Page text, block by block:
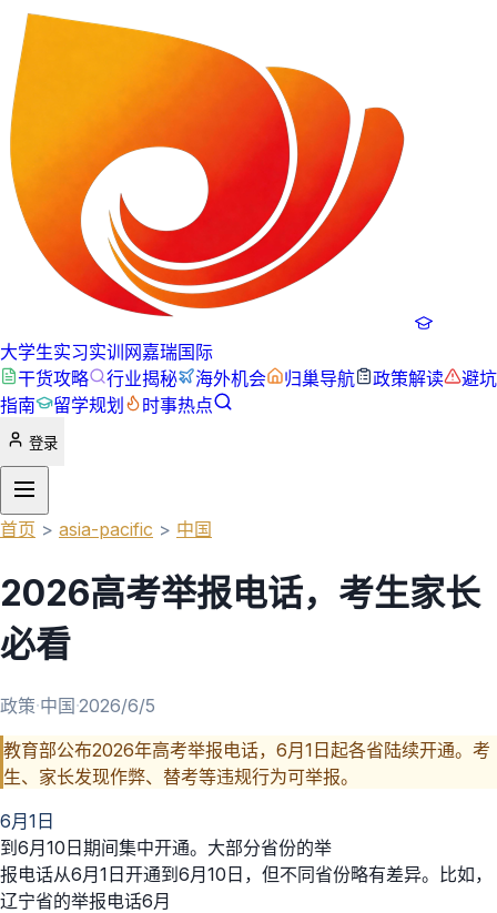
大学生实习实训网嘉瑞国际
干货攻略
行业揭秘 海外机会 归巢导航 政策解读
避坑
指南
留学规划 时事热点
登录
首页 > asia-pacific > 中国
2026高考举报电话，考生家长
必看
政策·中国·2026/6/5
教育部公布2026年高考举报电话，6月1日起各省陆续开通。考
生、家长发现作弊、替考等违规行为可举报。
6月1日
到6月10日期间集中开通。大部分省份的举
报电话从6月1日开通到6月10日，但不同省份略有差异。比如，
辽宁省的举报电话6月